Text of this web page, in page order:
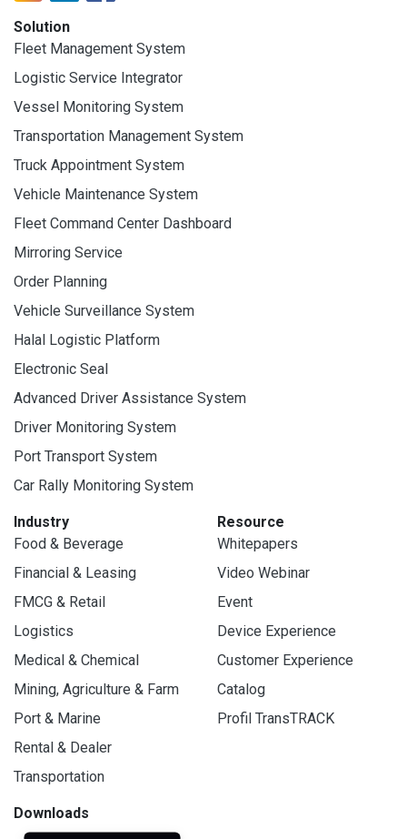
Solution
Fleet Management System
Logistic Service Integrator
Vessel Monitoring System
Transportation Management System
Truck Appointment System
Vehicle Maintenance System
Fleet Command Center Dashboard
Mirroring Service
Order Planning
Vehicle Surveillance System
Halal Logistic Platform
Electronic Seal
Advanced Driver Assistance System
Driver Monitoring System
Port Transport System
Car Rally Monitoring System
Industry
Food & Beverage
Financial & Leasing
FMCG & Retail
Logistics
Medical & Chemical
Mining, Agriculture & Farm
Port & Marine
Rental & Dealer
Transportation
Resource
Whitepapers
Video Webinar
Event
Device Experience
Customer Experience
Catalog
Profil TransTRACK
Downloads